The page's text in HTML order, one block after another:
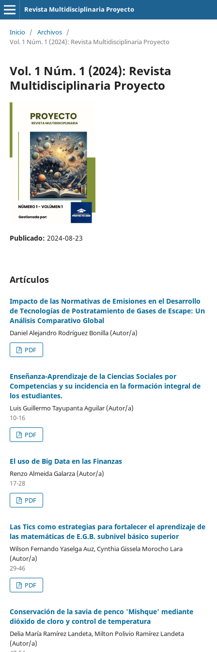
Revista Multidisciplinaria Proyecto
Inicio / Archivos /
Vol. 1 Núm. 1 (2024): Revista Multidisciplinaria Proyecto
Vol. 1 Núm. 1 (2024): Revista
Multidisciplinaria Proyecto
Publicado: 2024-08-23
Artículos
Impacto de las Normativas de Emisiones en el Desarrollo
de Tecnologías de Postratamiento de Gases de Escape: Un
Análisis Comparativo Global
Daniel Alejandro Rodríguez Bonilla (Autor/a)
PDF
Enseñanza-Aprendizaje de la Ciencias Sociales por
Competencias y su incidencia en la formación integral de
los estudiantes.
Luis Guillermo Tayupanta Aguilar (Autor/a)
10-16
PDF
El uso de Big Data en las Finanzas
Renzo Almeida Galarza (Autor/a)
17-28
PDF
Las Tics como estrategias para fortalecer el aprendizaje de
las matemáticas de E.G.B. subnivel básico superior
Wilson Fernando Yaselga Auz, Cynthia Gissela Morocho Lara
(Autor/a)
29-46
PDF
Conservación de la savia de penco 'Mishque' mediante
dióxido de cloro y control de temperatura
Delia María Ramírez Landeta, Milton Polivio Ramírez Landeta
(Autor/a)